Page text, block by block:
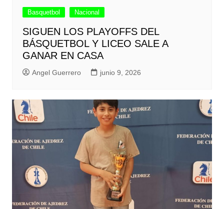
Basquetbol Nacional
SIGUEN LOS PLAYOFFS DEL
BÁSQUETBOL Y LICEO SALE A
GANAR EN CASA
Angel Guerrero junio 9, 2026